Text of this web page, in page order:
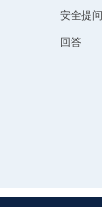
安全提问
回答